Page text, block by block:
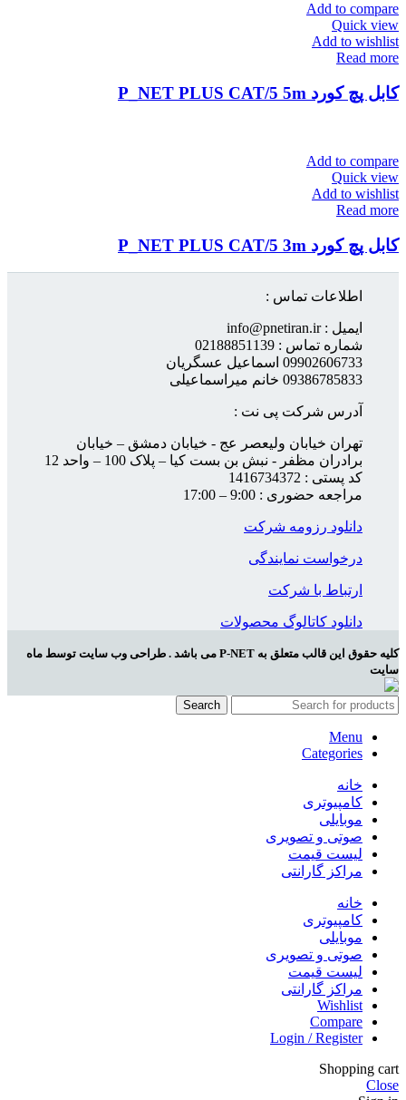
Add to compare
Quick view
Add to wishlist
Read more
کابل پچ کورد P_NET PLUS CAT/5 5m
Add to compare
Quick view
Add to wishlist
Read more
کابل پچ کورد P_NET PLUS CAT/5 3m
اطلاعات تماس :
ایمیل : info@pnetiran.ir
شماره تماس : 02188851139
09902606733 اسماعیل عسگریان
09386785833 خانم میراسماعیلی
آدرس شرکت پی نت :
تهران خیابان ولیعصر عج - خیابان دمشق – خیابان
برادران مظفر - نبش بن بست کیا – پلاک 100 – واحد 12
کد پستی : 1416734372
مراجعه حضوری : 9:00 – 17:00
دانلود رزومه شرکت
درخواست نمایندگی
ارتباط با شرکت
دانلود کاتالوگ محصولات
کلیه حقوق این قالب متعلق به P-NET می باشد . طراحی وب سایت توسط ماه
سایت
Search
Menu
Categories
خانه
کامپیوتری
موبایلی
صوتی و تصویری
لیست قیمت
مراکز گارانتی
خانه
کامپیوتری
موبایلی
صوتی و تصویری
لیست قیمت
مراکز گارانتی
Wishlist
Compare
Login / Register
Shopping cart
Close